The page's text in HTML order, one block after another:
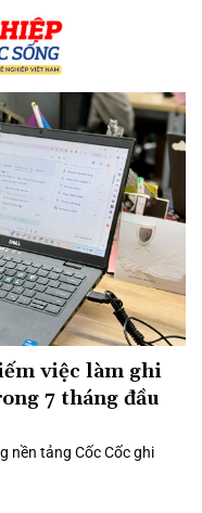
việc làm ghi
7 tháng đầu
nền tảng Cốc Cốc ghi